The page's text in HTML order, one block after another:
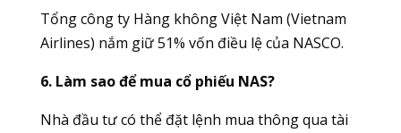
Tổng công ty Hàng không Việt Nam (Vietnam
Airlines) nắm giữ 51% vốn điều lệ của NASCO.
6. Làm sao để mua cổ phiếu NAS?
Nhà đầu tư có thể đặt lệnh mua thông qua tài